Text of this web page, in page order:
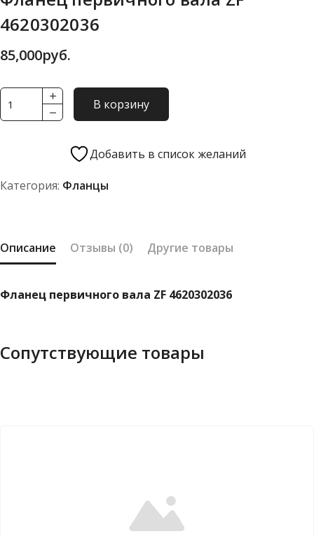
4620302036
85,000руб.
Количество
товара
ZF
В корзину
Добавить в список желаний
Категория: Фланцы
Описание Отзывы (0) Другие товары
Фланец первичного вала ZF 4620302036
Сопутствующие товары